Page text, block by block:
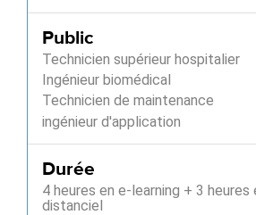
Public
Technicien supérieur hospitalier
Ingénieur biomédical
Technicien de maintenance
ingénieur d'application
Durée
4 heures en e-learning + 3
distanciel